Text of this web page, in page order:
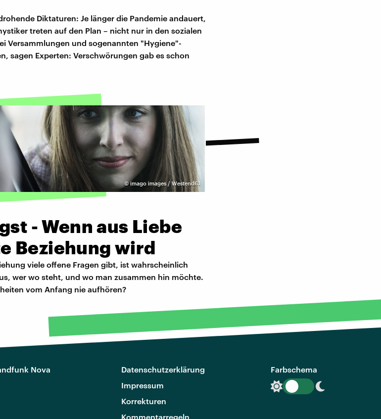
Diktaturen: Je länger die Pandemie andauert,
treten auf den Plan – nicht nur in den sozialen
Versammlungen und sogenannten "Hygiene"-
sagen Experten: Verschwörungen gab es schon
©imago images / Westend61
- Wenn aus Liebe
Beziehung wird
viele offene Fragen gibt, ist wahrscheinlich
wer wo steht, und wo man zusammen hin möchte.
vom Anfang nie aufhören?
Nova
Datenschutzerklärung
Impressum
Korrekturen
Kommentarregeln
Farbschema